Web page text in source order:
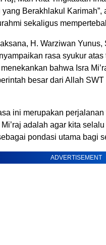
Berakhlakul
sekaligus
H. Warziwan Yunus,
rasa syukur
bahwa Isra
besar dari Allah
ini merupakan
adalah agar kita
pondasi utama bagi
ADVERTISEMENT